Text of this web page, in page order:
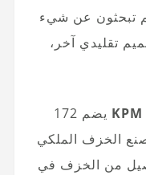
تبحثون عن شيء
تقليدي آخر،
يضم 172
الخزف الملكي
1763). تفاصيل من الخزف في